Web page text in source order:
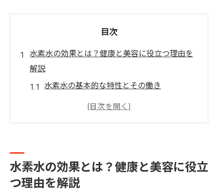
目次
水素水の効果とは？健康と美容に役立つ理由を
解説
水素水の基本的な特性とその働き
水素水が体内でどのように作用するのか
水素水の研究結果とその信頼性
水素水の抗酸化作用がもたらす健康効果とは
水素水の効果とは？健康と美容に役立
つ理由を解説